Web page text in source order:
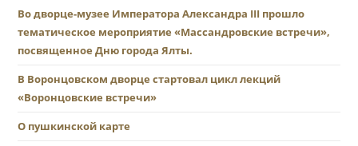
Во дворце-музее Императора Александра III прошло
тематическое мероприятие «Массандровские встречи»,
посвященное Дню города Ялты.
В Воронцовском дворце стартовал цикл лекций
«Воронцовские встречи»
О пушкинской карте